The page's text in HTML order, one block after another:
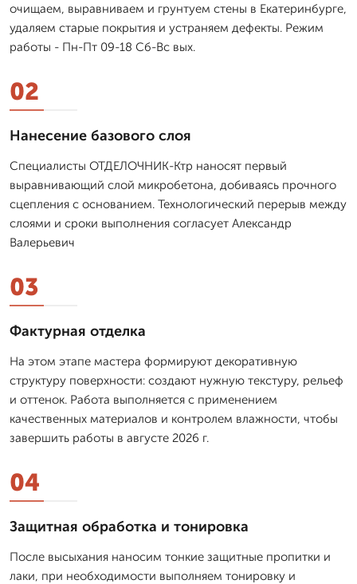
очищаем, выравниваем и грунтуем стены в Екатеринбурге,
удаляем старые покрытия и устраняем дефекты. Режим
работы - Пн-Пт 09-18 Сб-Вс вых.
02
Нанесение базового слоя
Специалисты ОТДЕЛОЧНИК-Ктр наносят первый
выравнивающий слой микробетона, добиваясь прочного
сцепления с основанием. Технологический перерыв между
слоями и сроки выполнения согласует Александр
Валерьевич
03
Фактурная отделка
На этом этапе мастера формируют декоративную
структуру поверхности: создают нужную текстуру, рельеф
и оттенок. Работа выполняется с применением
качественных материалов и контролем влажности, чтобы
завершить работы в августе 2026 г.
04
Защитная обработка и тонировка
После высыхания наносим тонкие защитные пропитки и
лаки, при необходимости выполняем тонировку и